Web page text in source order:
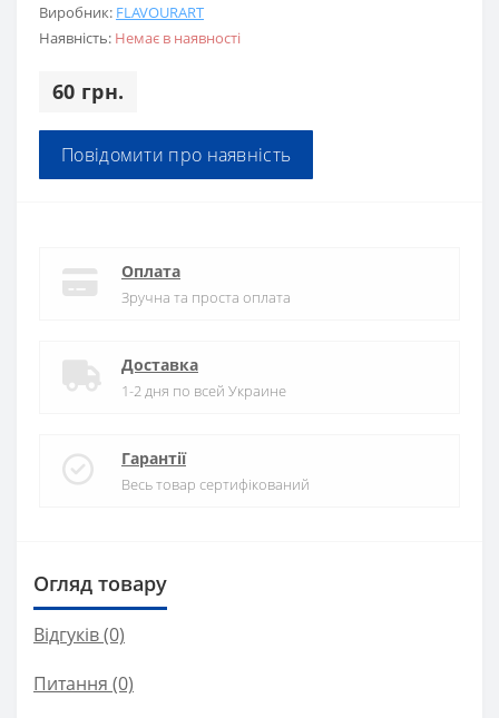
Виробник: FLAVOURART
Наявність: Немає в наявності
60 грн.
Повідомити про наявність
Оплата
Зручна та проста оплата
Доставка
1-2 дня по всей Украине
Гарантії
Весь товар сертифікований
Огляд товару
Відгуків (0)
Питання (0)